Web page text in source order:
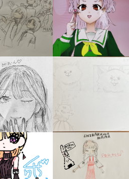
キミノラジオ配信中！
いろんな動画が
見られる